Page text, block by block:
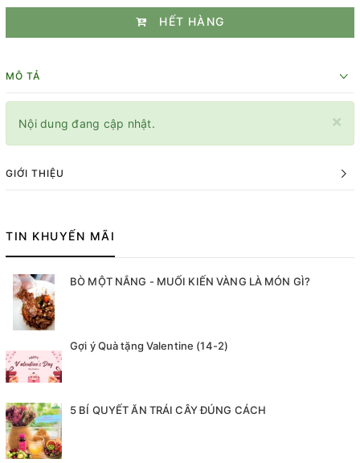
HẾT HÀNG
MÔ TẢ
×
Nội dung đang cập nhật.
GIỚI THIỆU
TIN KHUYẾN MÃI
BÒ MỘT NẮNG - MUỐI KIẾN VÀNG LÀ MÓN GÌ?
Gợi ý Quà tặng Valentine (14-2)
5 BÍ QUYẾT ĂN TRÁI CÂY ĐÚNG CÁCH